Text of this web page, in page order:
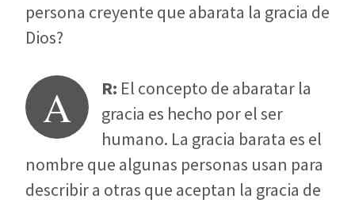
persona creyente que abarata la gracia de
Dios?
A R: El concepto de abaratar la
gracia es hecho por el ser
humano. La gracia barata es el
nombre que algunas personas usan para
describir a otras que aceptan la gracia de